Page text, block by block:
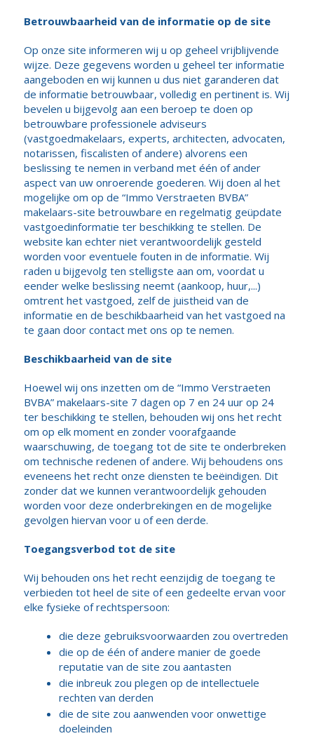
Betrouwbaarheid van de informatie op de site
Op onze site informeren wij u op geheel vrijblijvende
wijze. Deze gegevens worden u geheel ter informatie
aangeboden en wij kunnen u dus niet garanderen dat
de informatie betrouwbaar, volledig en pertinent is. Wij
bevelen u bijgevolg aan een beroep te doen op
betrouwbare professionele adviseurs
(vastgoedmakelaars, experts, architecten, advocaten,
notarissen, fiscalisten of andere) alvorens een
beslissing te nemen in verband met één of ander
aspect van uw onroerende goederen. Wij doen al het
mogelijke om op de “Immo Verstraeten BVBA”
makelaars-site betrouwbare en regelmatig geüpdate
vastgoedinformatie ter beschikking te stellen. De
website kan echter niet verantwoordelijk gesteld
worden voor eventuele fouten in de informatie. Wij
raden u bijgevolg ten stelligste aan om, voordat u
eender welke beslissing neemt (aankoop, huur,...)
omtrent het vastgoed, zelf de juistheid van de
informatie en de beschikbaarheid van het vastgoed na
te gaan door contact met ons op te nemen.
Beschikbaarheid van de site
Hoewel wij ons inzetten om de “Immo Verstraeten
BVBA” makelaars-site 7 dagen op 7 en 24 uur op 24
ter beschikking te stellen, behouden wij ons het recht
om op elk moment en zonder voorafgaande
waarschuwing, de toegang tot de site te onderbreken
om technische redenen of andere. Wij behoudens ons
eveneens het recht onze diensten te beëindigen. Dit
zonder dat we kunnen verantwoordelijk gehouden
worden voor deze onderbrekingen en de mogelijke
gevolgen hiervan voor u of een derde.
Toegangsverbod tot de site
Wij behouden ons het recht eenzijdig de toegang te
verbieden tot heel de site of een gedeelte ervan voor
elke fysieke of rechtspersoon:
die deze gebruiksvoorwaarden zou overtreden
die op de één of andere manier de goede
reputatie van de site zou aantasten
die inbreuk zou plegen op de intellectuele
rechten van derden
die de site zou aanwenden voor onwettige
doeleinden